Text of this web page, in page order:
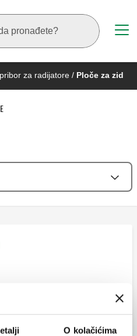
O kolačićima
za radijatore / Ploče za zid